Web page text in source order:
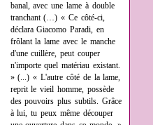
banal, avec une lame à double
tranchant (…) « Ce côté-ci,
déclara Giacomo Paradi, en
frôlant la lame avec le manche
d'une cuillère, peut couper
n'importe quel matériau existant.
» (...) « L'autre côté de la lame,
reprit le vieil homme, possède
des pouvoirs plus subtils. Grâce
à lui, tu peux même découper